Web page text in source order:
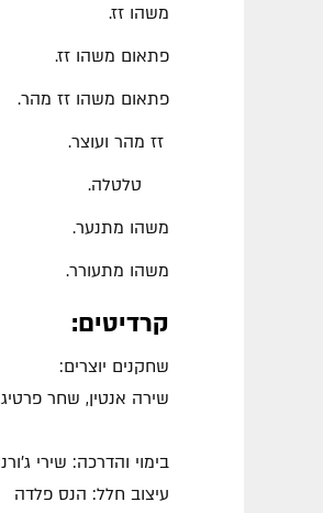
משהו זז.
פתאום משהו זז.
פתאום משהו זז מהר.
זז מהר ועוצר.
טלטלה.
משהו מתנער.
משהו מתעורר.
קרדיטים:
שחקנים יוצרים:
שירה אנטין, שחר
בימוי והדרכה: שירי
עיצוב חלל: הנס פלדה